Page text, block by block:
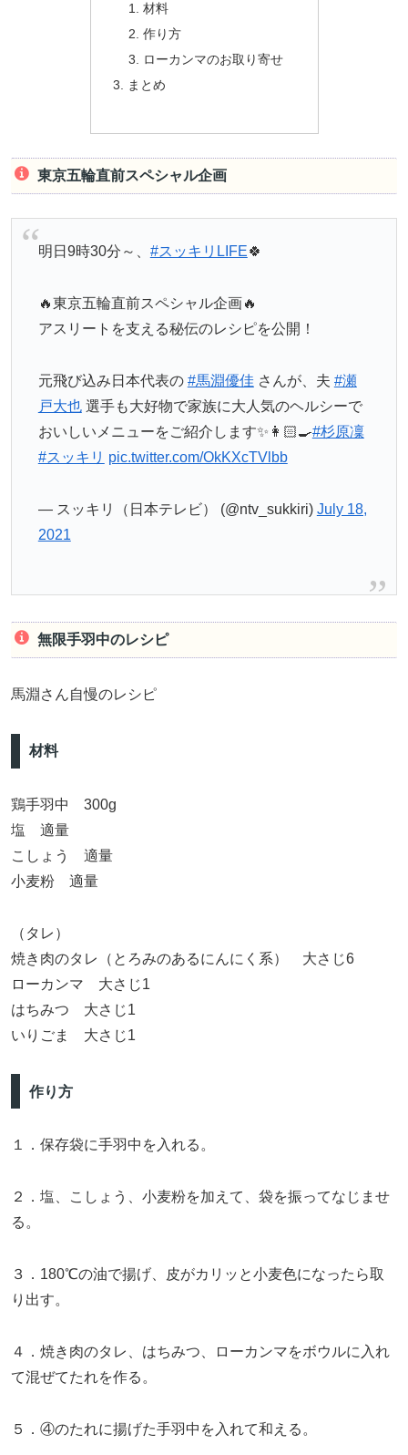
材料
作り方
ローカンマのお取り寄せ
まとめ
東京五輪直前スペシャル企画
明日9時30分～、 #スッキリLIFE🍀
🔥東京五輪直前スペシャル企画🔥
アスリートを支える秘伝のレシピを公開！
元飛び込み日本代表の #馬淵優佳さんが、夫 #瀬
戸大也選手も大好物で家族に大人気のヘルシーで
おいしいメニューをご紹介します✨👩🏻‍🍳#杉原凜
#スッキリ pic.twitter.com/OkKXcTVlbb
— スッキリ（日本テレビ） (@ntv_sukkiri) July 18,
2021
無限手羽中のレシピ
馬淵さん自慢のレシピ
材料
鶏手羽中 300g
塩 適量
こしょう 適量
小麦粉 適量
（タレ）
焼き肉のタレ（とろみのあるにんにく系） 大さじ6
ローカンマ 大さじ1
はちみつ 大さじ1
いりごま 大さじ1
作り方
１．保存袋に手羽中を入れる。
２．塩、こしょう、小麦粉を加えて、袋を振ってなじませ
る。
３．180℃の油で揚げ、皮がカリッと小麦色になったら取
り出す。
４．焼き肉のタレ、はちみつ、ローカンマをボウルに入れ
て混ぜてたれを作る。
５．④のたれに揚げた手羽中を入れて和える。